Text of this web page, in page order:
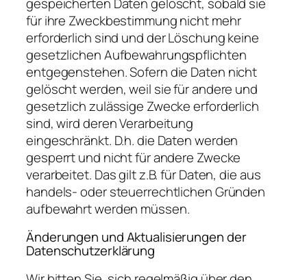
für ihre Zweckbestimmung nicht mehr
erforderlich sind und der Löschung keine
gesetzlichen Aufbewahrungspflichten
entgegenstehen. Sofern die Daten nicht
gelöscht werden, weil sie für andere und
gesetzlich zulässige Zwecke erforderlich
sind, wird deren Verarbeitung
eingeschränkt. D.h. die Daten werden
gesperrt und nicht für andere Zwecke
verarbeitet. Das gilt z.B. für Daten, die aus
handels- oder steuerrechtlichen Gründen
aufbewahrt werden müssen.
Änderungen und Aktualisierungen der
Datenschutzerklärung